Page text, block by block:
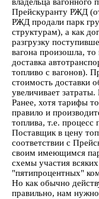
Прейскуранту РЖД
РЖД продали парк
структурам), а как
разгрузку
вагона произошла,
доставка
топливо с вагонов).
стоимость доставки
увеличивает
Ранее, хотя тарифы
правило и
топлива, т.е.
Поставщик в цену
соответствии с
своим имеющимся
схемы участия
"пятипроцентных"
Но как обычно
правильно, нам